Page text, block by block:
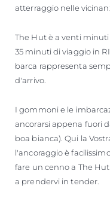
atterraggio nelle
The Hut è a venti
35 minuti di viaggio in
barca rappresenta
d'arrivo.
I gommoni e le
ancorarsi appena fuori
boa bianca). Qui la
l'ancoraggio è
fare un cenno a The
a prendervi in tender.